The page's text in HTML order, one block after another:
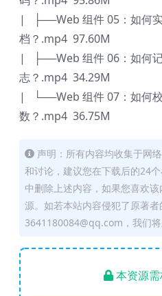
| ├──Web 组件 05：如何
档？.mp4 97.60M
| ├──Web 组件 06：如何
志？.mp4 34.29M
| └──Web 组件 07：如何
数？.mp4 36.75M
声明：所有内容均收集于网
和讨论，建议您在下载后的24
中删除上述内容，如果您喜欢
源。如若本站内容侵犯了原著
3641180084@qq.com，我们将
本资源